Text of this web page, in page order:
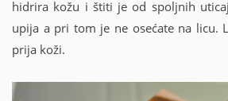
hidrira kožu i štiti je od spoljnih
upija a pri tom je ne osećate na licu.
prija koži.